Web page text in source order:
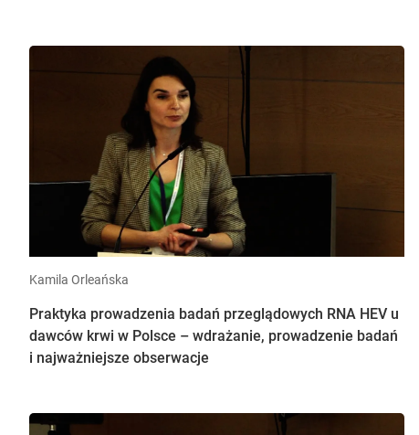
Kamila Orleańska
Praktyka prowadzenia badań przeglądowych RNA HEV u
dawców krwi w Polsce – wdrażanie, prowadzenie badań
i najważniejsze obserwacje